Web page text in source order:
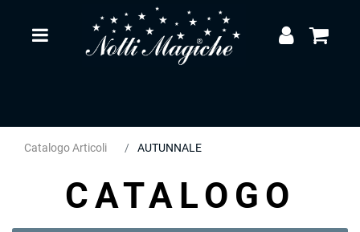
Catalogo Articoli AUTUNNALE
CATALOGO